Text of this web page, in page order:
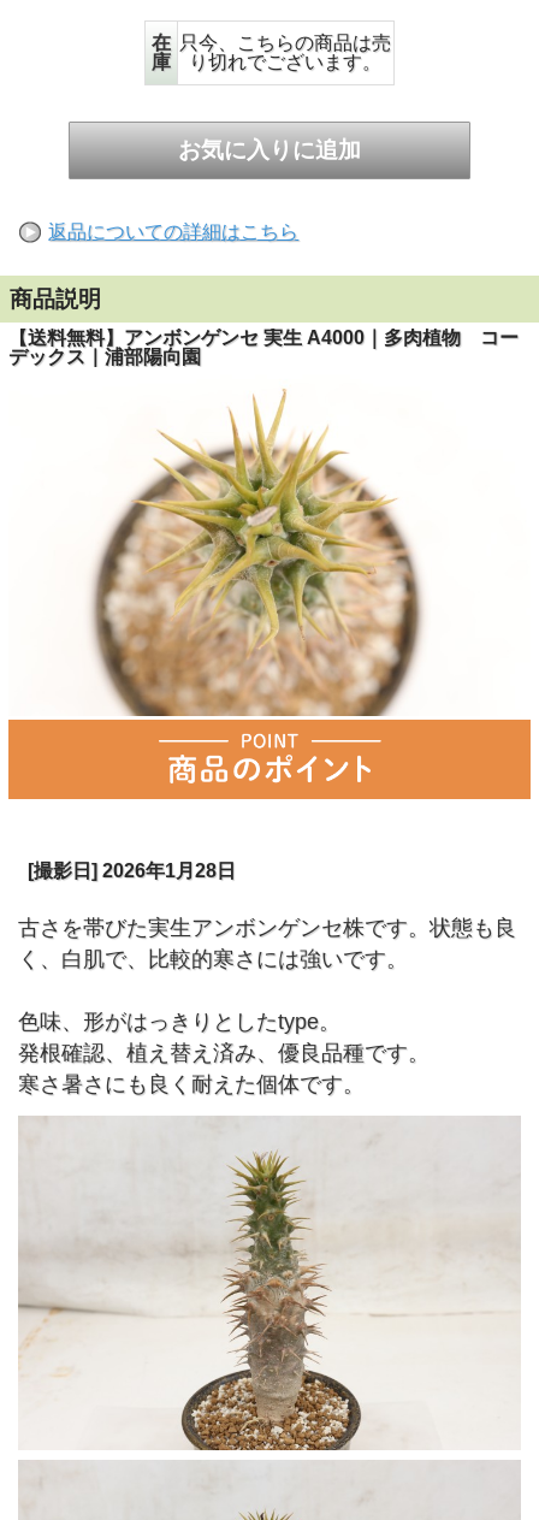
在
庫
只今、こちらの商品は売
り切れでございます。
返品についての詳細はこちら
商品説明
【送料無料】アンボンゲンセ 実生 A4000｜多肉植物 コー
デックス｜浦部陽向園
[撮影日] 2026年1月28日
古さを帯びた実生アンボンゲンセ株です。状態も良
く、白肌で、比較的寒さには強いです。
色味、形がはっきりとしたtype。
発根確認、植え替え済み、優良品種です。
寒さ暑さにも良く耐えた個体です。